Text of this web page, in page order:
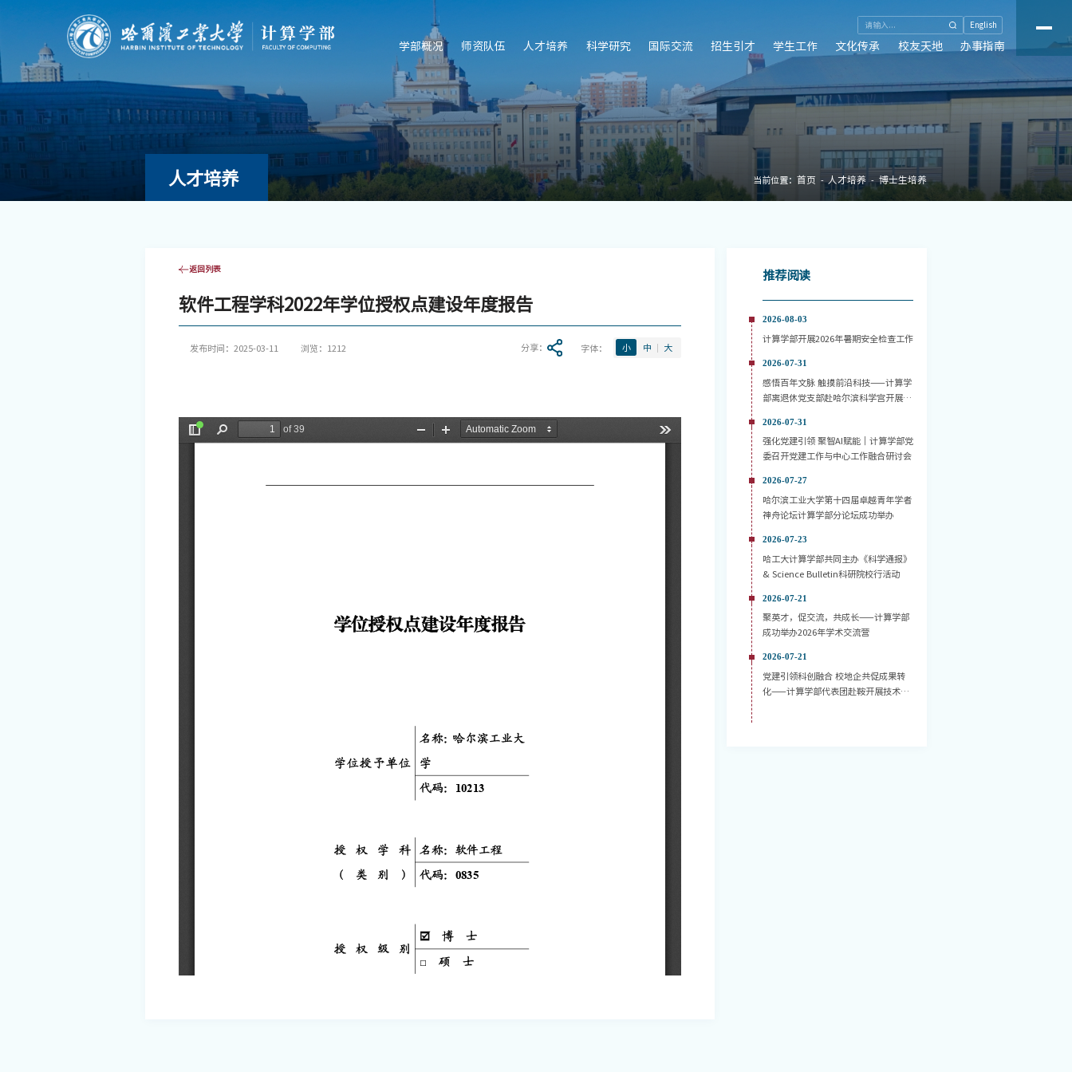
English
学部概况 师资队伍 人才培养 科学研究 国际交流 招生引才 学生工作 文化传承 校友天地 办事指南
人才培养 当前位置： 首页 人才培养 博士生培养
返回列表
软件工程学科2022年学位授权点建设年度报告
发布时间：2025-03-11 浏览： 1212 分享： 字体： 小 中 大
推荐阅读
2026-08-03
计算学部开展2026年暑期安全检查工作
2026-07-31
感悟百年文脉 触摸前沿科技——计算学
部离退休党支部赴哈尔滨科学宫开展主
2026-07-31
强化党建引领 聚智AI赋能｜计算学部党
委召开党建工作与中心工作融合研讨会
2026-07-27
哈尔滨工业大学第十四届卓越青年学者
神舟论坛计算学部分论坛成功举办
2026-07-23
哈工大计算学部共同主办《科学通报》
& Science Bulletin科研院校行活动
2026-07-21
聚英才，促交流，共成长——计算学部
成功举办2026年学术交流营
2026-07-21
党建引领科创融合 校地企共促成果转
化——计算学部代表团赴鞍开展技术对